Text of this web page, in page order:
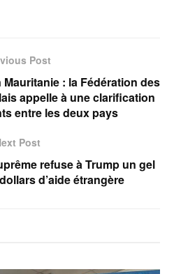
Post
: la Fédération des
appelle à une clarification
entre les deux pays
Post
refuse à Trump un gel
d’aide étrangère